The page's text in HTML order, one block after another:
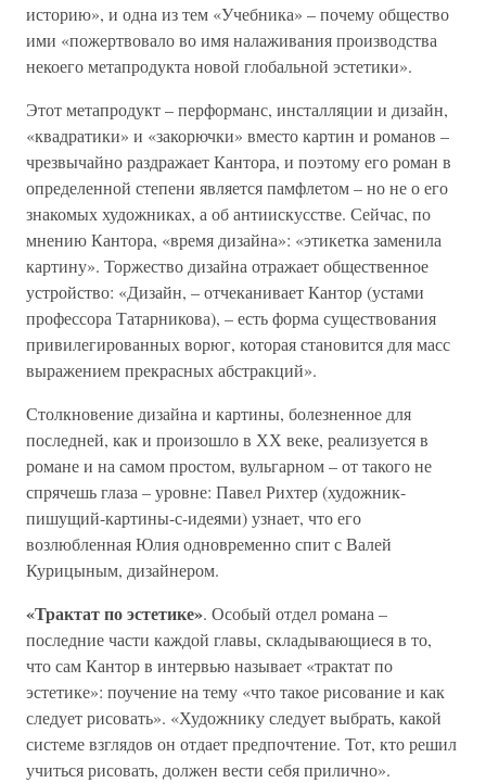
историю», и одна из тем «Учебника» – почему общество
ими «пожертвовало во имя налаживания производства
некоего метапродукта новой глобальной эстетики».
Этот метапродукт – перформанс, инсталляции и дизайн,
«квадратики» и «закорючки» вместо картин и романов –
чрезвычайно раздражает Кантора, и поэтому его роман в
определенной степени является памфлетом – но не о его
знакомых художниках, а об антиискусстве. Сейчас, по
мнению Кантора, «время дизайна»: «этикетка заменила
картину». Торжество дизайна отражает общественное
устройство: «Дизайн, – отчеканивает Кантор (устами
профессора Татарникова), – есть форма существования
привилегированных ворюг, которая становится для масс
выражением прекрасных абстракций».
Столкновение дизайна и картины, болезненное для
последней, как и произошло в ХХ веке, реализуется в
романе и на самом простом, вульгарном – от такого не
спрячешь глаза – уровне: Павел Рихтер (художник-
пишущий-картины-с-идеями) узнает, что его
возлюбленная Юлия одновременно спит с Валей
Курицыным, дизайнером.
«Трактат по эстетике». Особый отдел романа –
последние части каждой главы, складывающиеся в то,
что сам Кантор в интервью называет «трактат по
эстетике»: поучение на тему «что такое рисование и как
следует рисовать». «Художнику следует выбрать, какой
системе взглядов он отдает предпочтение. Тот, кто решил
учиться рисовать, должен вести себя прилично».